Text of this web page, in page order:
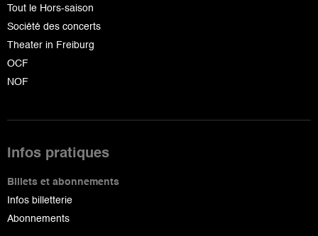
Tout le Hors-saison
Société des concerts
Theater in Freiburg
OCF
NOF
Infos pratiques
Billets et abonnements
Infos billetterie
Abonnements